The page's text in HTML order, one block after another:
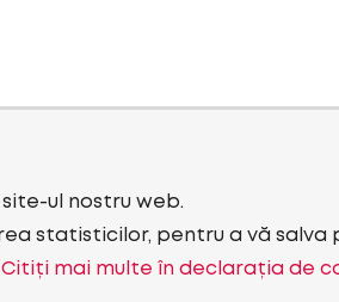
ul nostru web.
statisticilor, pentru a vă
Citiți mai multe în declarația de